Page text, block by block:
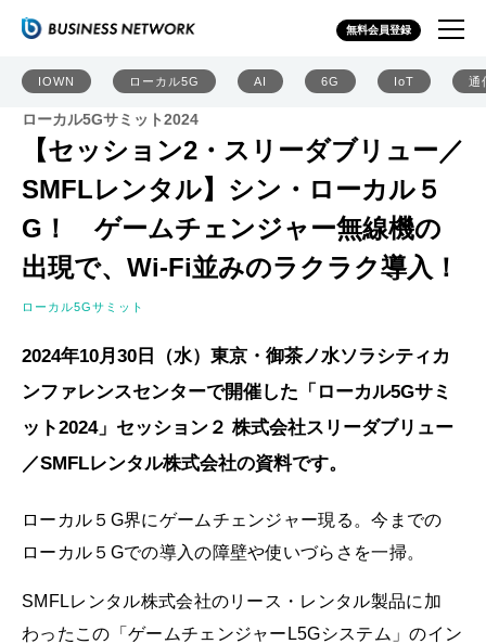
無料会員登録
IOWN ローカル5G AI 6G IoT 通
ローカル5Gサミット2024
【セッション2・スリーダブリュー／
SMFLレンタル】シン・ローカル５
G！ ゲームチェンジャー無線機の
出現で、Wi-Fi並みのラクラク導入！
ローカル5Gサミット
2024年10月30日（水）東京・御茶ノ水ソラシティカ
ンファレンスセンターで開催した「ローカル5Gサミ
ット2024」セッション２ 株式会社スリーダブリュー
／SMFLレンタル株式会社の資料です。
ローカル５G界にゲームチェンジャー現る。今までの
ローカル５Gでの導入の障壁や使いづらさを一掃。
SMFLレンタル株式会社のリース・レンタル製品に加
わったこの「ゲームチェンジャーL5Gシステム」のイン